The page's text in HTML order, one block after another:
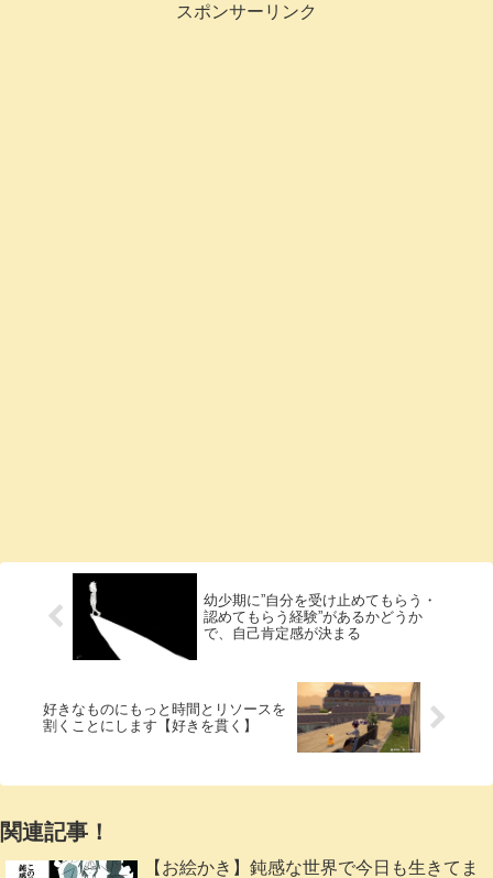
スポンサーリンク
幼少期に”自分を受け止めてもらう・
認めてもらう経験”があるかどうか
で、自己肯定感が決まる
好きなものにもっと時間とリソースを
割くことにします【好きを貫く】
関連記事！
【お絵かき】鈍感な世界で今日も生きてま